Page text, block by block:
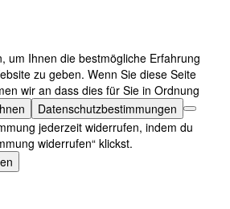
um Ihnen die bestmögliche Erfahrung
zu geben. Wenn Sie diese Seite
wir an dass dies für Sie in Ordnung
Datenschutzbestimmungen
jederzeit widerrufen, indem du
widerrufen“ klickst.